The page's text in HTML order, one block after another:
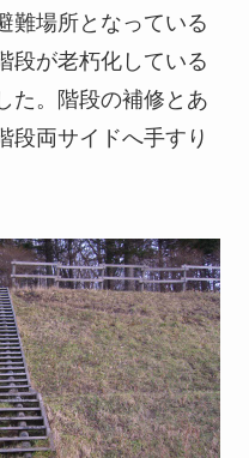
難場所となっている
段が老朽化している
た。階段の補修とあ
段両サイドへ手すり